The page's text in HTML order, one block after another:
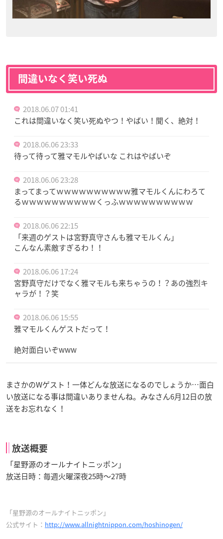
間違いなく笑い死ぬ
2018.06.07 01:41
これは間違いなく笑い死ぬやつ！やばい！聞く、絶対！
2018.06.06 23:33
待って待って雅マモルやばいな これはやばいぞ
2018.06.06 23:28
まってまってｗｗｗｗｗｗｗｗｗｗ雅マモルくんにわろて
るｗｗｗｗｗｗｗｗｗｗくっふｗｗｗｗｗｗｗｗｗｗ
2018.06.06 22:15
「来週のゲストは宮野真守さんも雅マモルくん」
こんなん素敵すぎるわ！！
2018.06.06 17:24
宮野真守だけでなく雅マモルも来ちゃうの！？あの強烈キ
ャラが！？笑
2018.06.06 15:55
雅マモルくんゲストだって！
絶対面白いぞwww
まさかのWゲスト！一体どんな放送になるのでしょうか…面白
い放送になる事は間違いありませんね。みなさん6月12日の放
送をお忘れなく！
放送概要
「星野源のオールナイトニッポン」
放送日時：毎週火曜深夜25時〜27時
「星野源のオールナイトニッポン」
公式サイト： http://www.allnightnippon.com/hoshinogen/